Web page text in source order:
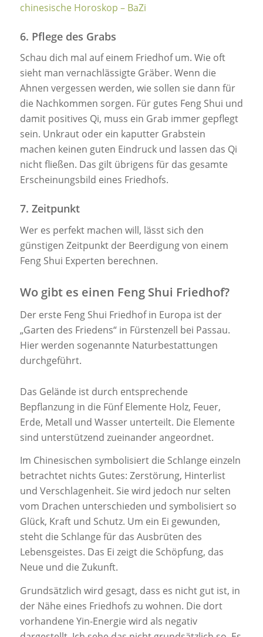
chinesische Horoskop – BaZi
6. Pflege des Grabs
Schau dich mal auf einem Friedhof um. Wie oft
sieht man vernachlässigte Gräber. Wenn die
Ahnen vergessen werden, wie sollen sie dann für
die Nachkommen sorgen. Für gutes Feng Shui und
damit positives Qi, muss ein Grab immer gepflegt
sein. Unkraut oder ein kaputter Grabstein
machen keinen guten Eindruck und lassen das Qi
nicht fließen. Das gilt übrigens für das gesamte
Erscheinungsbild eines Friedhofs.
7. Zeitpunkt
Wer es perfekt machen will, lässt sich den
günstigen Zeitpunkt der Beerdigung von einem
Feng Shui Experten berechnen.
Wo gibt es einen Feng Shui Friedhof?
Der erste Feng Shui Friedhof in Europa ist der
„Garten des Friedens“ in Fürstenzell bei Passau.
Hier werden sogenannte Naturbestattungen
durchgeführt.
Das Gelände ist durch entsprechende
Bepflanzung in die Fünf Elemente Holz, Feuer,
Erde, Metall und Wasser unterteilt. Die Elemente
sind unterstützend zueinander angeordnet.
Im Chinesischen symbolisiert die Schlange einzeln
betrachtet nichts Gutes: Zerstörung, Hinterlist
und Verschlagenheit. Sie wird jedoch nur selten
vom Drachen unterschieden und symbolisiert so
Glück, Kraft und Schutz. Um ein Ei gewunden,
steht die Schlange für das Ausbrüten des
Lebensgeistes. Das Ei zeigt die Schöpfung, das
Neue und die Zukunft.
Grundsätzlich wird gesagt, dass es nicht gut ist, in
der Nähe eines Friedhofs zu wohnen. Die dort
vorhandene Yin-Energie wird als negativ